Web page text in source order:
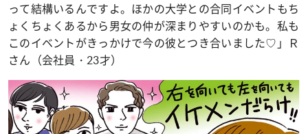
って結構いるんですよ。ほかの大学との合同イベントもち
ょくちょくあるから男女の仲が深まりやすいのかも。私も
このイベントがきっかけで今の彼とつき合いました♡」Ｒ
さん（会社員・23才）